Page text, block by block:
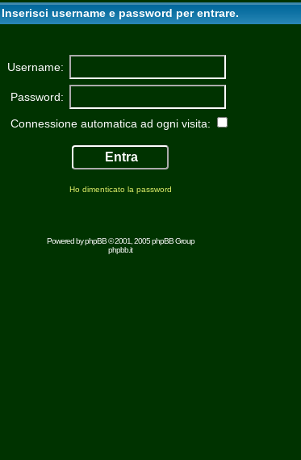
Inserisci username e password per entrare.
Username:
Password:
Connessione automatica ad ogni visita:
Ho dimenticato la password
Powered byphpBB© 2001, 2005 phpBB Group
phpbb.it